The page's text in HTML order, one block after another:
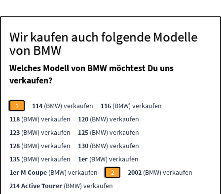
Wir kaufen auch folgende Modelle
von BMW
Welches Modell von BMW möchtest Du uns
verkaufen?
1 114 (BMW) verkaufen 116 (BMW) verkaufen
118 (BMW) verkaufen 120 (BMW) verkaufen
123 (BMW) verkaufen 125 (BMW) verkaufen
128 (BMW) verkaufen 130 (BMW) verkaufen
135 (BMW) verkaufen 1er (BMW) verkaufen
1er M Coupe (BMW) verkaufen 2 2002 (BMW) verkaufen
214 Active Tourer (BMW) verkaufen